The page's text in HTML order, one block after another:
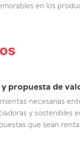
en los
propuesta de
necesarias
y sostenibles
que sean